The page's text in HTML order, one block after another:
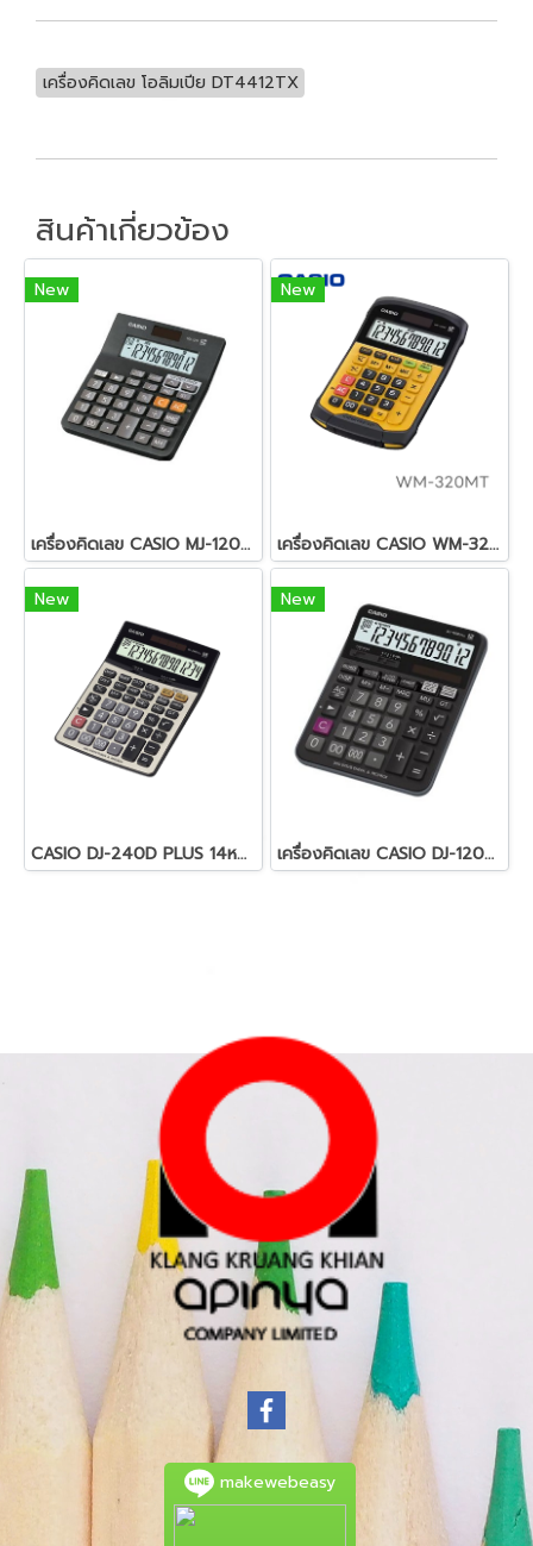
เครื่องคิดเลข โอลิมเปีย DT4412TX
สินค้าเกี่ยวข้อง
New
เครื่องคิดเลข CASIO MJ-120D PLUS
New
เครื่องคิดเลข CASIO WM-320MT
New
CASIO DJ-240D PLUS 14หลัก
New
เครื่องคิดเลข CASIO DJ-120D PLUS
makewebeasy